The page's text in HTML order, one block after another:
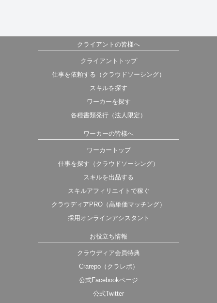
クライアントの皆様へ
クライアントトップ
仕事を依頼する（クラウドソーシング）
スキルを探す
ワーカーを探す
各種書類発行（法人限定）
ワーカーの皆様へ
ワーカートップ
仕事を探す（クラウドソーシング）
スキルを出品する
スキルアフィリエイトで稼ぐ
クラウディアPRO（高単価マッチング）
採用オンラインアシスタント
お役立ち情報
クラウディア会員特典
Crarepo（クラレポ）
公式Facebookページ
公式Twitter